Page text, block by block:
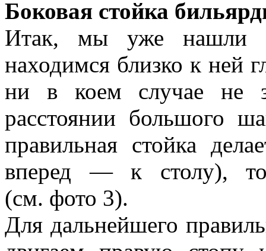
Боковая стойка
Итак, мы уже нашли
находимся близко к ней
ни в коем случае не
расстоянии большого
правильная стойка
вперед — к столу),
(см. фото 3).
Для дальнейшего